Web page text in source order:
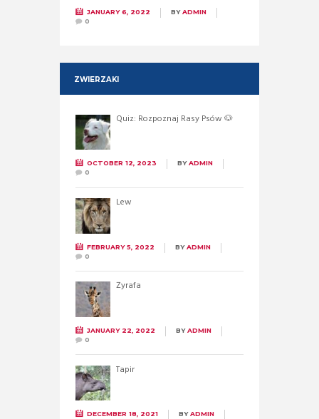
JANUARY 6, 2022 BYADMIN
0
ZWIERZAKI
Quiz: Rozpoznaj Rasy Psów 🐶
OCTOBER 12, 2023 BYADMIN
0
Lew
FEBRUARY 5, 2022 BYADMIN
0
Żyrafa
JANUARY 22, 2022 BYADMIN
0
Tapir
DECEMBER 18, 2021 BYADMIN